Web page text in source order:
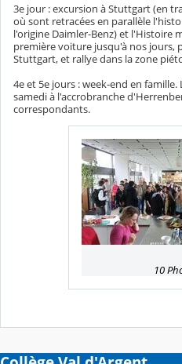
3e jour : excursion à Stuttgart (en
où sont retracées en parallèle
l'origine Daimler-Benz) et l'Histoire
première voiture jusqu'à nos jours,
Stuttgart, et rallye dans la zone
4e et 5e jours : week-end en
samedi à l'accrobranche
correspondants.
10